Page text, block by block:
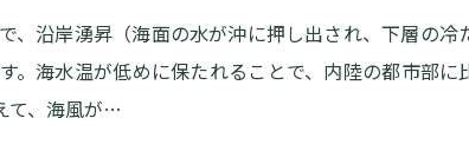
、沿岸湧昇（海面の水が沖に押し出され、下層の冷
。海水温が低めに保たれることで、内陸の都市部に
て、海風が…